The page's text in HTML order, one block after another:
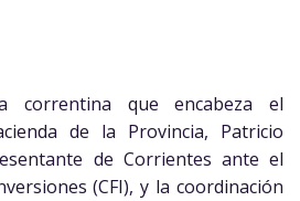
correntina que encabeza el
de la Provincia, Patricio
de Corrientes ante el
(CFI), y la coordinación